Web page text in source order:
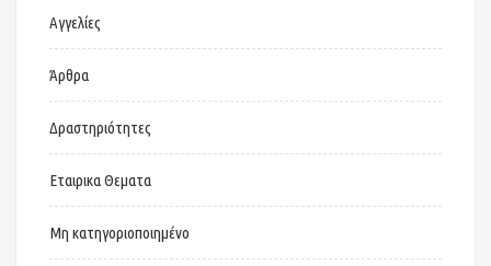
Αγγελίες
Άρθρα
Δραστηριότητες
Εταιρικα Θεματα
Μη κατηγοριοποιημένο